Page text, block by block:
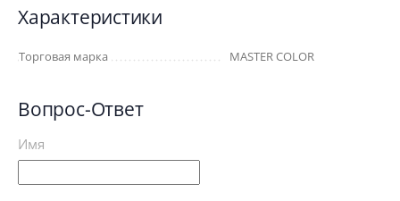
Характеристики
Торговая марка MASTER COLOR
Вопрос-Ответ
Имя